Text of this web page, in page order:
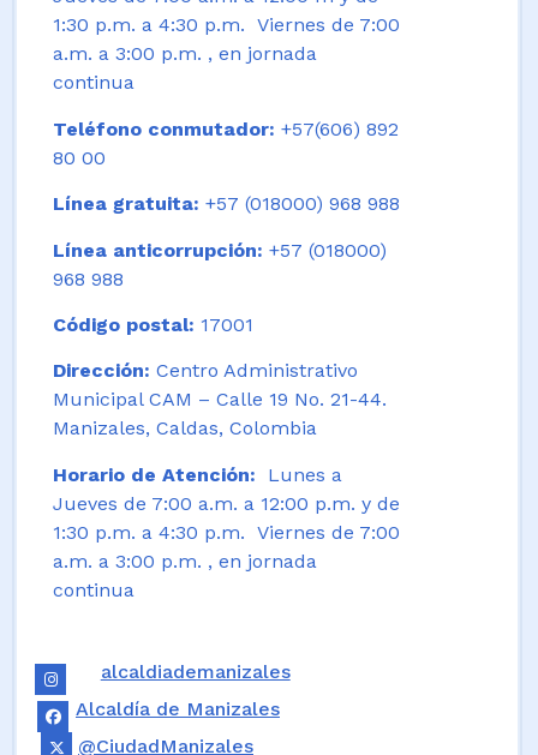
1:30 p.m. a 4:30 p.m. Viernes de 7:00
a.m. a 3:00 p.m. , en jornada
continua
Teléfono conmutador: +57(606) 892
80 00
Línea gratuita: +57 (018000) 968 988
Línea anticorrupción: +57 (018000)
968 988
Código postal: 17001
Dirección: Centro Administrativo
Municipal CAM – Calle 19 No. 21-44.
Manizales, Caldas, Colombia
Horario de Atención: Lunes a
Jueves de 7:00 a.m. a 12:00 p.m. y de
1:30 p.m. a 4:30 p.m. Viernes de 7:00
a.m. a 3:00 p.m. , en jornada
continua
alcaldiademanizales
Alcaldía de Manizales
@CiudadManizales